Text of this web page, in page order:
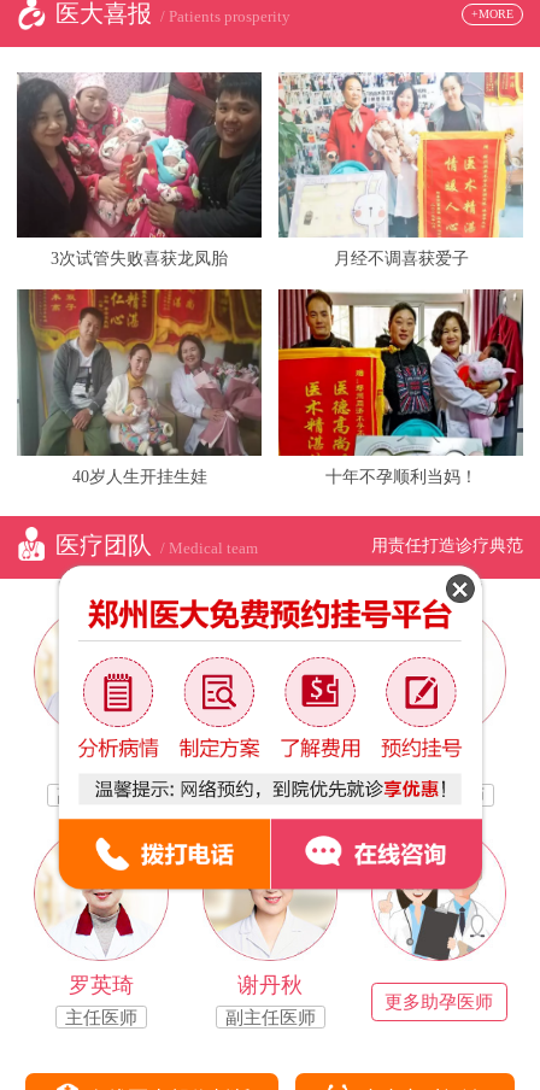
医大喜报 / Patients prosperity +MORE
3次试管失败喜获龙凤胎 月经不调喜获爱子
40岁人生开挂生娃 十年不孕顺利当妈！
医疗团队 / Medical team 用责任打造诊疗典范
林银凤
副主任医师
于万茹
副主任医师
路宝霞
副主任医师
罗英琦
主任医师
谢丹秋
副主任医师
更多助孕医师